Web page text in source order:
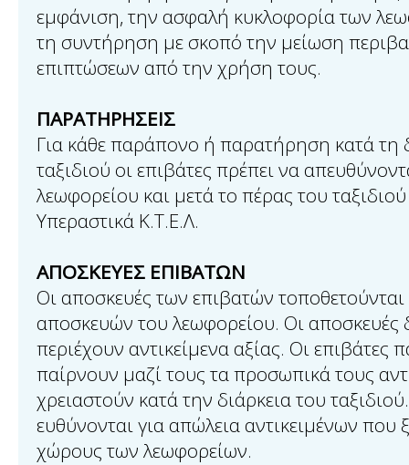
εμφάνιση, την ασφαλή κυκλοφορία των
τη συντήρηση με σκοπό την μείωση
επιπτώσεων από την χρήση τους.
ΠΑΡΑΤΗΡΗΣΕΙΣ
Για κάθε παράπονο ή παρατήρηση κατά τη
ταξιδιού οι επιβάτες πρέπει να
λεωφορείου και μετά το πέρας του
Υπεραστικά Κ.Τ.Ε.Λ.
ΑΠΟΣΚΕΥΕΣ ΕΠΙΒΑΤΩΝ
Οι αποσκευές των επιβατών
αποσκευών του λεωφορείου. Οι αποσκευές
περιέχουν αντικείμενα αξίας. Οι επιβάτες
παίρνουν μαζί τους τα προσωπικά τους
χρειαστούν κατά την διάρκεια του
ευθύνονται για απώλεια αντικειμένων που
χώρους των λεωφορείων.